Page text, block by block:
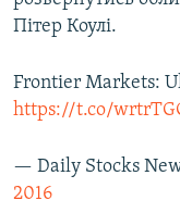
Пітер Коулі.
Frontier Markets:
https://t.co/
— Daily Stocks
2016